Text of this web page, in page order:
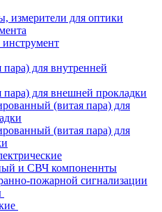
измерители для оптики
для внутренней
пара) для внешней прокладки
(витая пара) для
(витая пара) для
и СВЧ компоненнты
пожарной сигнализации